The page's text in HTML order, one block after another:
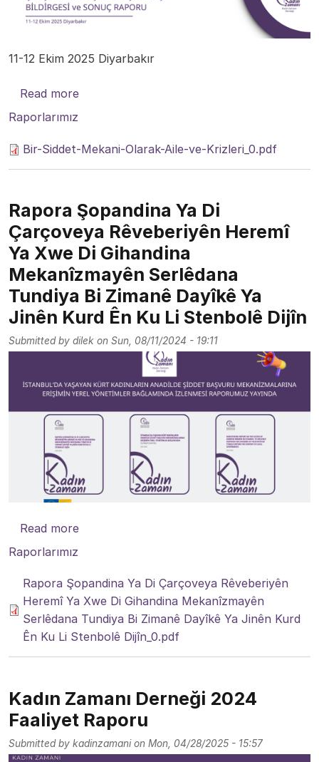
11-12 Ekim 2025 Diyarbakır
Read moreabout BİR ŞİDDET MEKÂNI OLARAK AİLE
Raporlarımız
Bir-Siddet-Mekani-Olarak-Aile-ve-Krizleri_0.pdf
Rapora Şopandina Ya Di
Çarçoveya Rêveberiyên Heremî
Ya Xwe Di Gihandina
Mekanîzmayên Serlêdana
Tundiya Bi Zimanê Dayîkê Ya
Jinên Kurd Ên Ku Li Stenbolê Dijîn
Submitted by dilek on Sun, 08/11/2024 - 19:11
Read moreabout Rapora Şopandina Ya Di Çarçoveya
Raporlarımız
Rapora Şopandina Ya Di Çarçoveya Rêveberiyên
Heremî Ya Xwe Di Gihandina Mekanîzmayên
Serlêdana Tundiya Bi Zimanê Dayîkê Ya Jinên Kurd
Ên Ku Li Stenbolê Dijîn_0.pdf
Kadın Zamanı Derneği 2024
Faaliyet Raporu
Submitted by kadinzamani on Mon, 04/28/2025 - 15:57